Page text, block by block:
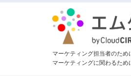
マーケティング担当者のため
マーケティングに関わるため